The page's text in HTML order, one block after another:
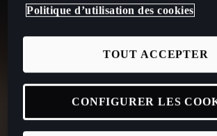
maximale (marque + partenaire) de
CUPRA Leon V eHYBRID 204 ch DSG
valable jusqu'au 31/08/2026. Offre
particuliers, non cumulable avec toute
Politique d’utilisation des cookies
TOUT ACCEPTER
CONFIGURER LES